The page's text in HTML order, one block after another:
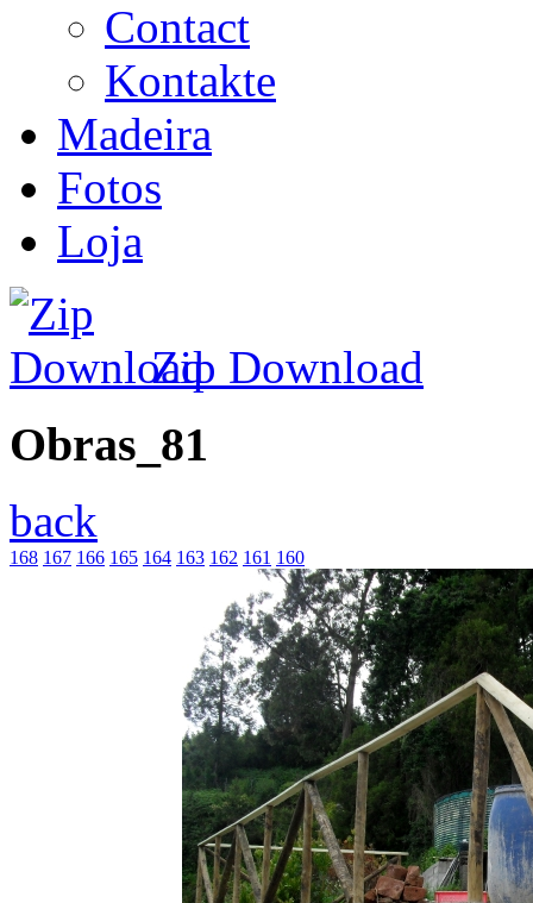
Contact
Kontakte
Madeira
Fotos
Loja
Zip Download
Obras_81
back
168 167 166 165 164 163 162 161 160